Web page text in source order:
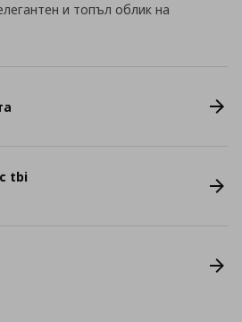
и топъл облик на
tbi